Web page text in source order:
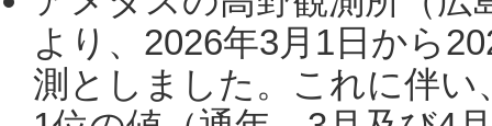
より、2026年3月1日から
測としました。これに伴い